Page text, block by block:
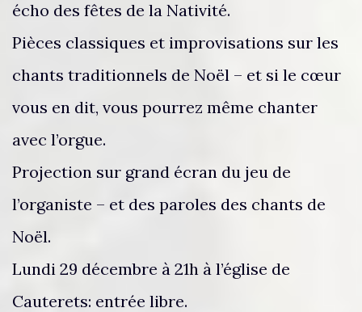
écho des fêtes de la Nativité.
Pièces classiques et improvisations sur les
chants traditionnels de Noël – et si le cœur
vous en dit, vous pourrez même chanter
avec l’orgue.
Projection sur grand écran du jeu de
l’organiste – et des paroles des chants de
Noël.
Lundi 29 décembre à 21h à l’église de
Cauterets: entrée libre.